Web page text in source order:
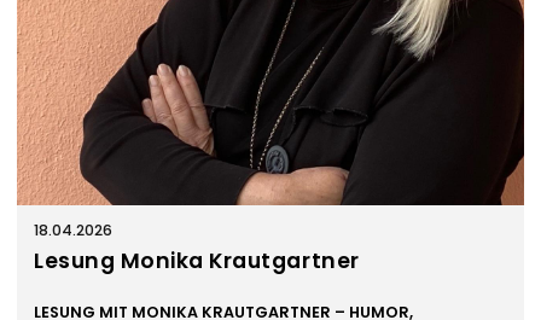
n
g
e
n
18.04.2026
Lesung Monika Krautgartner
LESUNG MIT MONIKA KRAUTGARTNER – HUMOR,